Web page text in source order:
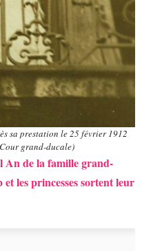
sa prestation le 25 février 1912
grand-ducale)
An de la famille grand-
les princesses sortent leur